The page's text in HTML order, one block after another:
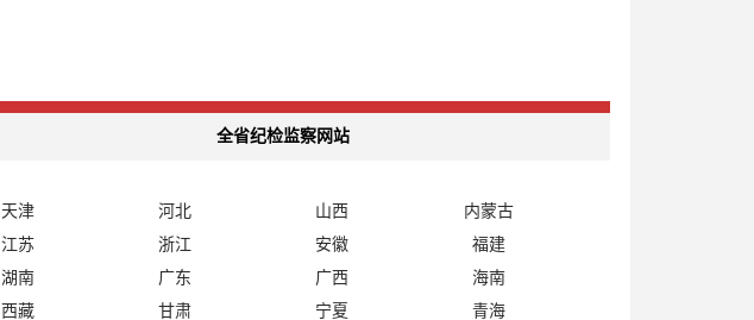
全省纪检监察网站
天津 河北 山西
内蒙古
江苏 浙江 安徽
福建
湖南 广东 广西
海南
西藏 甘肃 宁夏 青海